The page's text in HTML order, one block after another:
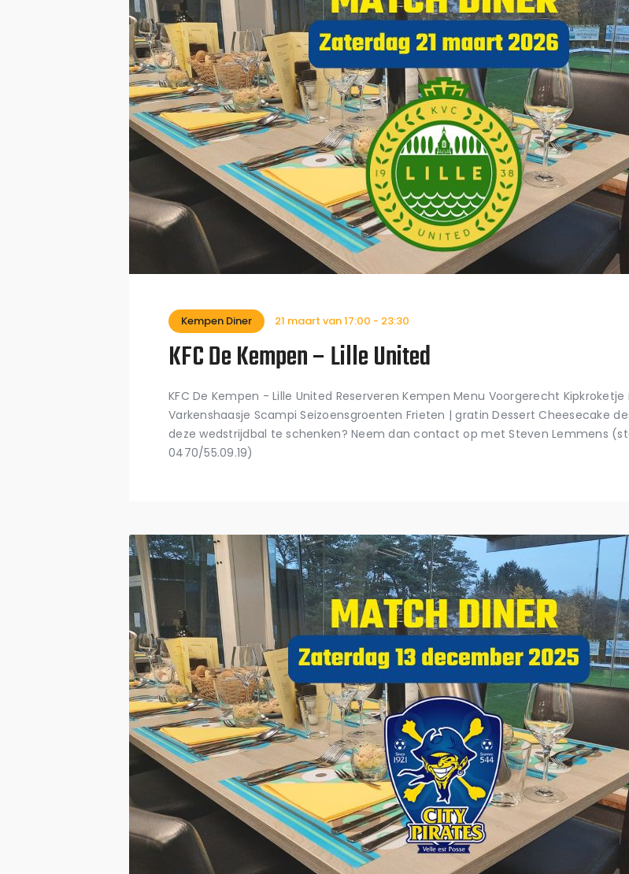
Kempen Diner 21 maart van 17:00 - 23:30
KFC De Kempen – Lille United
KFC De Kempen - Lille United Reserveren Kempen Menu Voorgerecht
Varkenshaasje Scampi Seizoensgroenten Frieten | gratin Dessert Cheesecake
deze wedstrijdbal te schenken? Neem dan contact op met Steven Lemmens
0470/55.09.19)